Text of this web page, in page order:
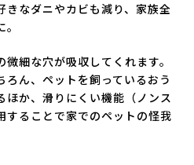
きなダニやカビも減り、家族全
細な穴が吸収してくれます。
ん、ペットを飼っているおう
ほか、滑りにくい機能（ノンス
することで家でのペットの怪我